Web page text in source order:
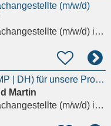
(m/w/d)
(m/w/d)in Daaden
Verstärkung (ZFA | ZMP | DH) für unsere Prophylaxe gesucht (m/w/d)
Martin
(m/w/d)in Biebertal, Rodheim-Bieber